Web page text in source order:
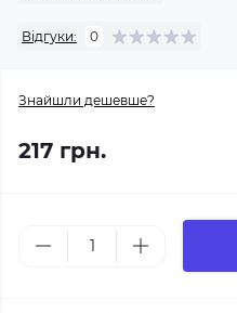
Відгуки: 0
Знайшли дешевше?
217 грн.